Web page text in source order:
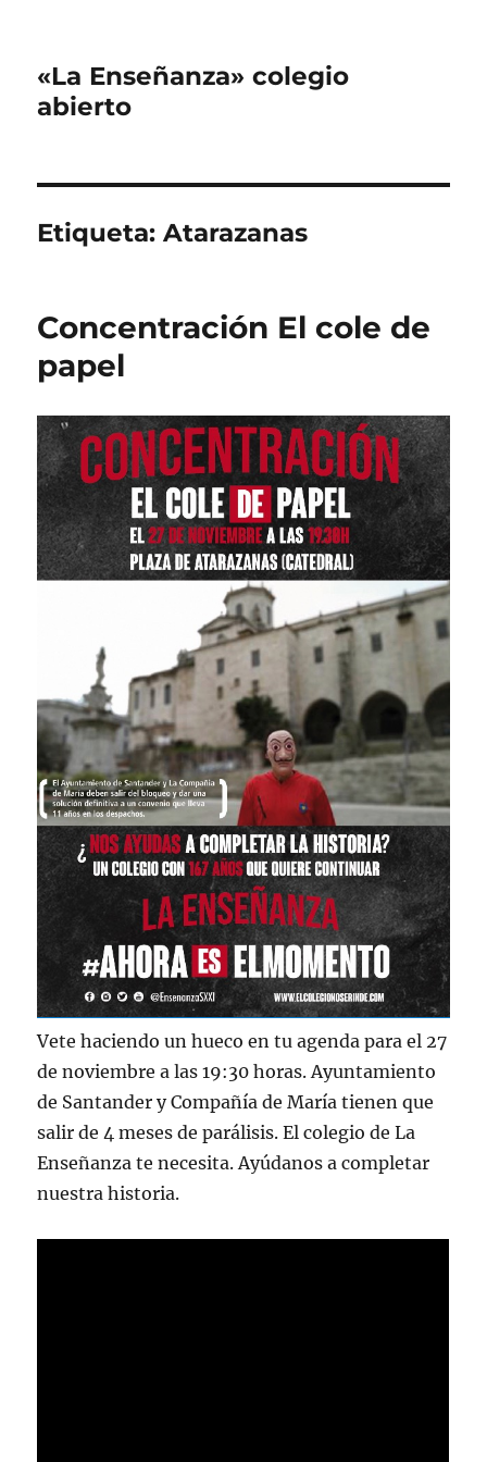
«La Enseñanza» colegio
abierto
Etiqueta:Atarazanas
Concentración El cole de
papel
Vete haciendo un hueco en tu agenda para el 27
de noviembre a las 19:30 horas. Ayuntamiento
de Santander y Compañía de María tienen que
salir de 4 meses de parálisis. El colegio de La
Enseñanza te necesita. Ayúdanos a completar
nuestra historia.